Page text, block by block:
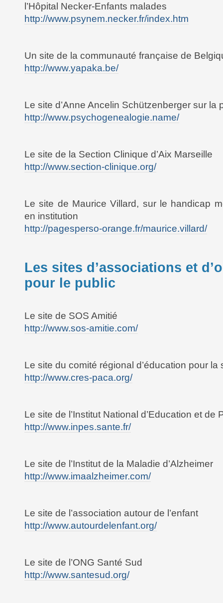
l’Hôpital Necker-Enfants malades
http://www.psynem.necker.fr/index.htm
Un site de la communauté française de
http://www.yapaka.be/
Le site d’Anne Ancelin Schützenberger sur la
http://www.psychogenealogie.name/
Le site de la Section Clinique d’Aix Marseille
http://www.section-clinique.org/
Le site de Maurice Villard, sur le handicap
en institution
http://pagesperso-orange.fr/maurice.villard/
Les sites d’associations et
pour le public
Le site de SOS Amitié
http://www.sos-amitie.com/
Le site du comité régional d’éducation pour la
http://www.cres-paca.org/
Le site de l’Institut National d’Education et de
http://www.inpes.sante.fr/
Le site de l’Institut de la Maladie d’Alzheimer
http://www.imaalzheimer.com/
Le site de l’association autour de l’enfant
http://www.autourdelenfant.org/
Le site de l’ONG Santé Sud
http://www.santesud.org/